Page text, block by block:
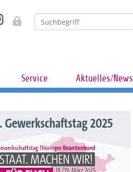
Service Aktuelles/News
Gewerkschaftstag 2025